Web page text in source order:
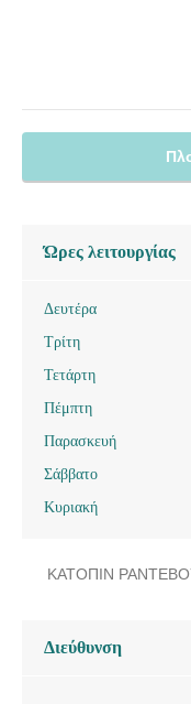
Ώρες λειτουργίας
Δευτέρα
Τρίτη
Τετάρτη
Πέμπτη
Παρασκευή
Σάββατο
Κυριακή
ΚΑΤΟΠΙΝ
Διεύθυνση